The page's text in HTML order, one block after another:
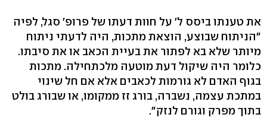
את טענתו ביסס ל' על חוות דעתו של פרופ' סגל, לפיה
"הניתוח שבוצע, הוצאת מתכות, היה לדעתי ניתוח
מיותר שלא בא לפתור את בעיית הכאב או את סיבתו.
כלומר היה שיקול דעת מוטעה מלכתחילה. מתכות
בגוף האדם לא גורמות לכאבים אלא אם חל שינוי
במתכת עצמה, נשברה, בורג זז ממקומו, או שבורג בולט
בתוך מפרק וגורם לנזק".